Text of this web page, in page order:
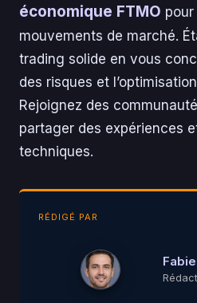
économique FTMO
mouvements de marché.
trading solide en vous
des risques et
Rejoignez des
partager des expériences
techniques.
RÉDIGÉ PAR